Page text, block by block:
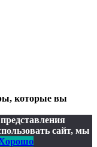
которые вы
сайт, мы